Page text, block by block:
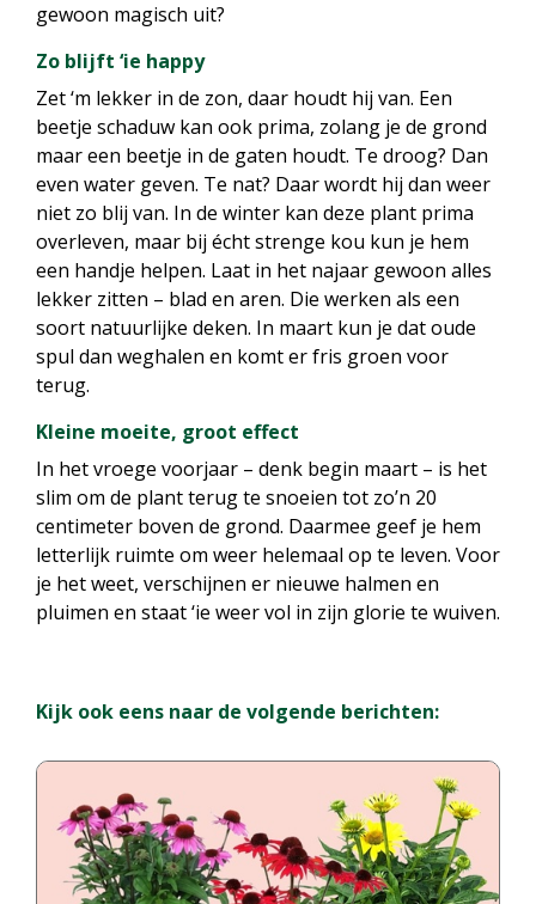
gewoon magisch uit?
Zo blijft ‘ie happy
Zet ‘m lekker in de zon, daar houdt hij van. Een
beetje schaduw kan ook prima, zolang je de grond
maar een beetje in de gaten houdt. Te droog? Dan
even water geven. Te nat? Daar wordt hij dan weer
niet zo blij van. In de winter kan deze plant prima
overleven, maar bij écht strenge kou kun je hem
een handje helpen. Laat in het najaar gewoon alles
lekker zitten – blad en aren. Die werken als een
soort natuurlijke deken. In maart kun je dat oude
spul dan weghalen en komt er fris groen voor
terug.
Kleine moeite, groot effect
In het vroege voorjaar – denk begin maart – is het
slim om de plant terug te snoeien tot zo’n 20
centimeter boven de grond. Daarmee geef je hem
letterlijk ruimte om weer helemaal op te leven. Voor
je het weet, verschijnen er nieuwe halmen en
pluimen en staat ‘ie weer vol in zijn glorie te wuiven.
Kijk ook eens naar de volgende berichten: